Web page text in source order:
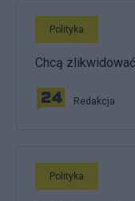
Polityka
Chcą
Redakcja
Polityka